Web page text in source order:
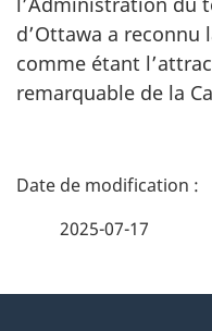
d’Ottawa a reconnu
comme étant
remarquable de la
D
2025-07-17